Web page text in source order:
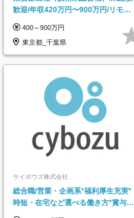
歓迎/年収420万円〜900万円/リモー
400～900万円
東京都_千葉県
サイボウズ株式会社
総合職/営業・企画系*福利厚生充実*
時短・在宅など選べる働き方*賞与年